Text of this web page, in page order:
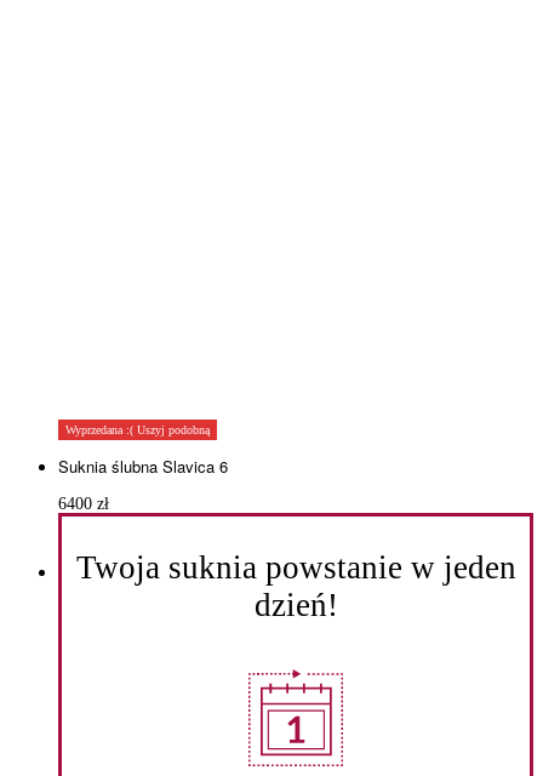
Wyprzedana :( Uszyj podobną
Suknia ślubna Slavica 6
6400 zł
Twoja suknia powstanie w jeden
dzień!